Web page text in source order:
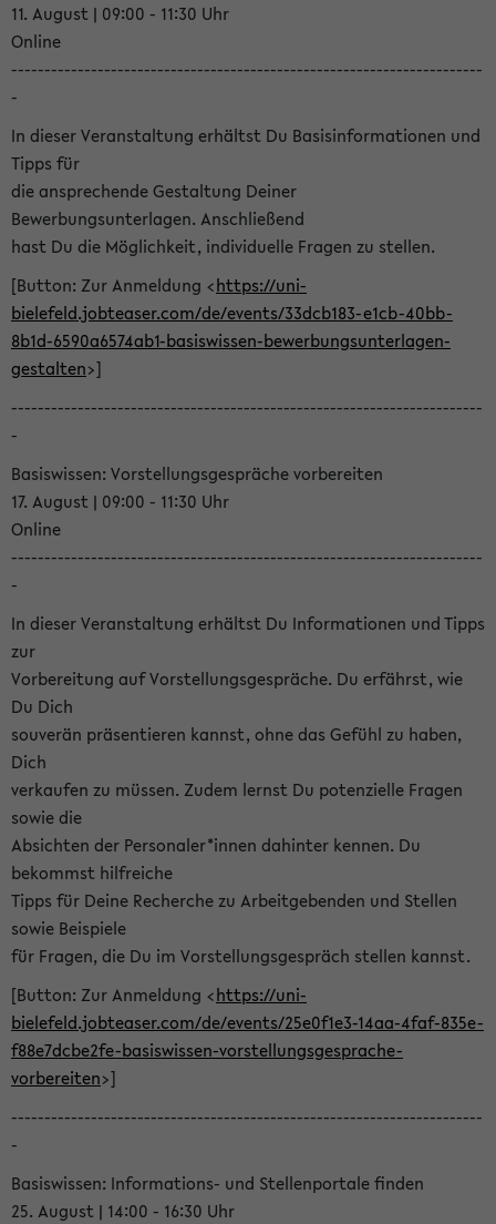
11. August | 09:00 - 11:30 Uhr
Online
-----------------------------------------------------------------------
-
In dieser Veranstaltung erhältst Du Basisinformationen und
Tipps für
die ansprechende Gestaltung Deiner
Bewerbungsunterlagen. Anschließend
hast Du die Möglichkeit, individuelle Fragen zu stellen.
[Button: Zur Anmeldung <https://uni-
bielefeld.jobteaser.com/de/events/33dcb183-e1cb-40bb-
8b1d-6590a6574ab1-basiswissen-bewerbungsunterlagen-
gestalten>]
-----------------------------------------------------------------------
-
Basiswissen: Vorstellungsgespräche vorbereiten
17. August | 09:00 - 11:30 Uhr
Online
-----------------------------------------------------------------------
-
In dieser Veranstaltung erhältst Du Informationen und Tipps
zur
Vorbereitung auf Vorstellungsgespräche. Du erfährst, wie
Du Dich
souverän präsentieren kannst, ohne das Gefühl zu haben,
Dich
verkaufen zu müssen. Zudem lernst Du potenzielle Fragen
sowie die
Absichten der Personaler*innen dahinter kennen. Du
bekommst hilfreiche
Tipps für Deine Recherche zu Arbeitgebenden und Stellen
sowie Beispiele
für Fragen, die Du im Vorstellungsgespräch stellen kannst.
[Button: Zur Anmeldung <https://uni-
bielefeld.jobteaser.com/de/events/25e0f1e3-14aa-4faf-835e-
f88e7dcbe2fe-basiswissen-vorstellungsgesprache-
vorbereiten>]
-----------------------------------------------------------------------
-
Basiswissen: Informations- und Stellenportale finden
25. August | 14:00 - 16:30 Uhr